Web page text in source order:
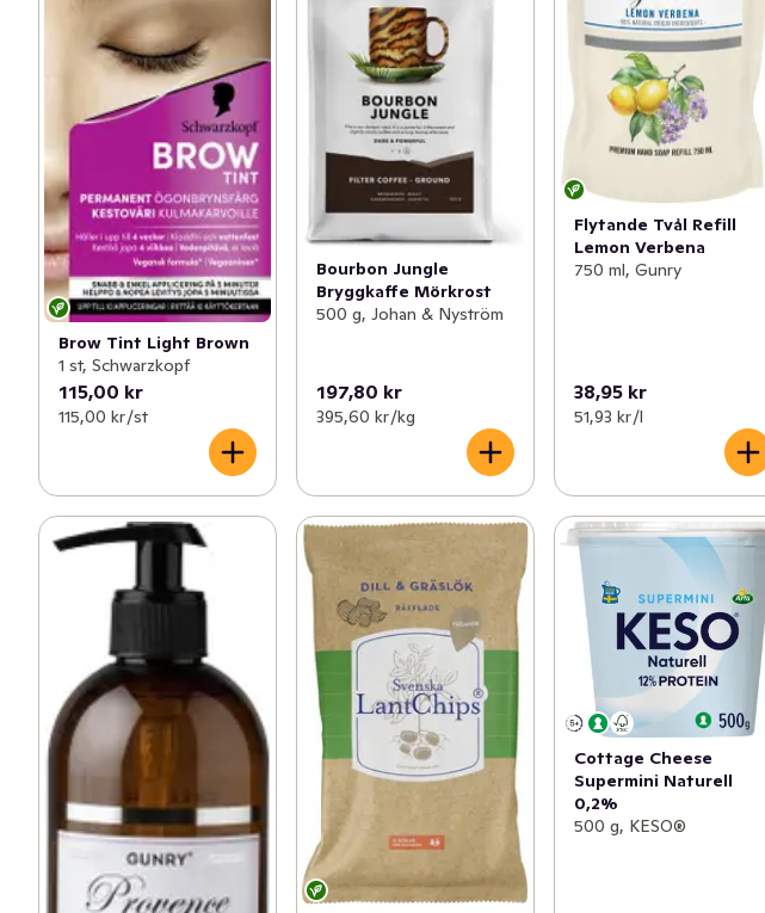
Brow Tint Light Brown
1 st, Schwarzkopf
115,00 kr
115,00 kr /st
Bourbon Jungle
Bryggkaffe Mörkrost
500 g, Johan & Nyström
197,80 kr
395,60 kr /kg
Flytande Tvål Refill
Lemon Verbena
750 ml, Gunry
38,95 kr
51,93 kr /l
Cottage Cheese
Supermini Naturell
0,2%
500 g, KESO®